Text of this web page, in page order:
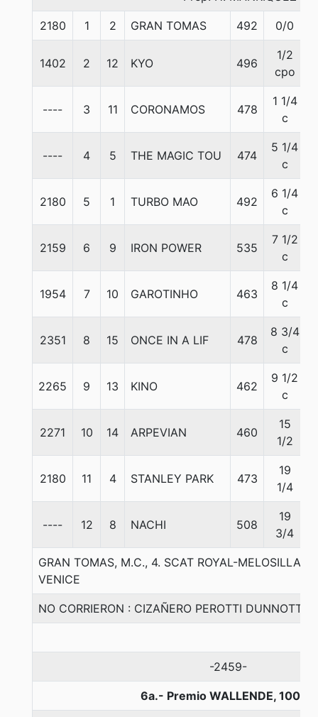
2180 1 2 GRAN TOMAS 492 0/0
1402 2 12 KYO 496
1/2
cpo
---- 3 11 CORONAMOS 478
1 1/4
c
---- 4 5 THE MAGIC TOU 474
5 1/4
c
2180 5 1 TURBO MAO 492
6 1/4
c
2159 6 9 IRON POWER 535
7 1/2
c
1954 7 10 GAROTINHO 463
8 1/4
c
2351 8 15 ONCE IN A LIF 478
8 3/4
c
2265 9 13 KINO 462
9 1/2
c
2271 10 14 ARPEVIAN 460
15
1/2
2180 11 4 STANLEY PARK 473
19
1/4
---- 12 8 NACHI 508
19
3/4
GRAN TOMAS, M.C., 4. SCAT ROYAL-MELOSILLA
VENICE
NO CORRIERON : CIZAÑERO PEROTTI
-2459-
6a.- Premio WALLENDE, 1000